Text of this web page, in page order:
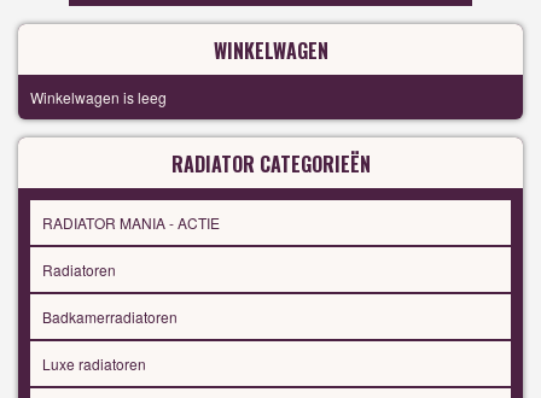
WINKELWAGEN
Winkelwagen is leeg
RADIATOR CATEGORIEËN
RADIATOR MANIA - ACTIE
Radiatoren
Badkamerradiatoren
Luxe radiatoren